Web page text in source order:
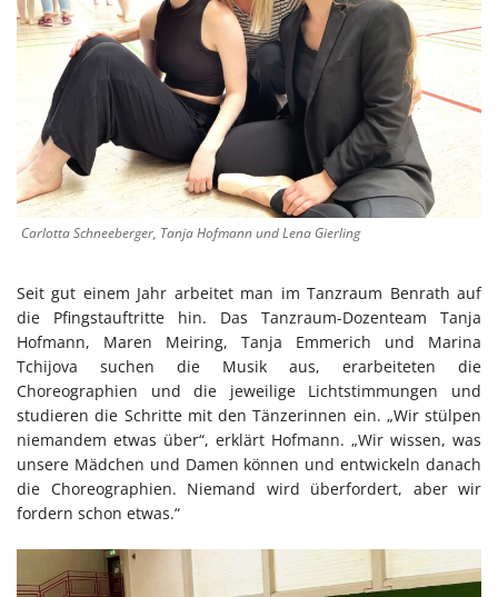
Carlotta Schneeberger, Tanja Hofmann und Lena Gierling
Seit gut einem Jahr arbeitet man im Tanzraum Benrath auf
die Pfingstauftritte hin. Das Tanzraum-Dozenteam Tanja
Hofmann, Maren Meiring, Tanja Emmerich und Marina
Tchijova suchen die Musik aus, erarbeiteten die
Choreographien und die jeweilige Lichtstimmungen und
studieren die Schritte mit den Tänzerinnen ein. „Wir stülpen
niemandem etwas über“, erklärt Hofmann. „Wir wissen, was
unsere Mädchen und Damen können und entwickeln danach
die Choreographien. Niemand wird überfordert, aber wir
fordern schon etwas.“